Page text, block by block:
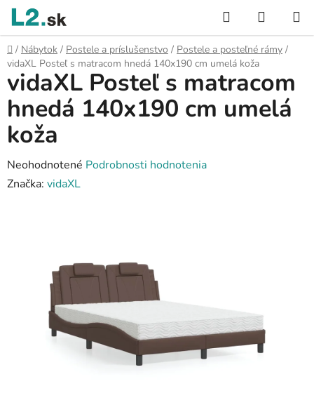
Prejsť
obsah
Hľadať
KOŠÍK
Domov
/ Nábytok / Postele a príslušenstvo / Postele a posteľné rámy /
vidaXL Posteľ s matracom hnedá 140x190 cm umelá koža
vidaXL Posteľ s matracom
hnedá 140x190 cm umelá
koža
Priemerné
hodnotenie
hviezdičiek.
Neohodnotené Podrobnosti hodnotenia
Značka: vidaXL